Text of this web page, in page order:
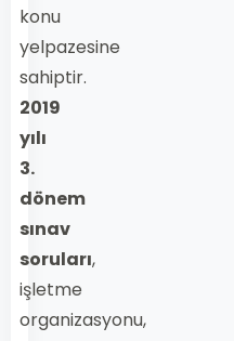
konu
yelpazesine
sahiptir.
2019
yılı
3.
dönem
sınav
soruları,
işletme
organizasyonu,